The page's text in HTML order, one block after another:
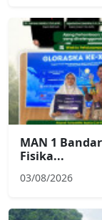
MAN 1
Fisika...
03/08/2026